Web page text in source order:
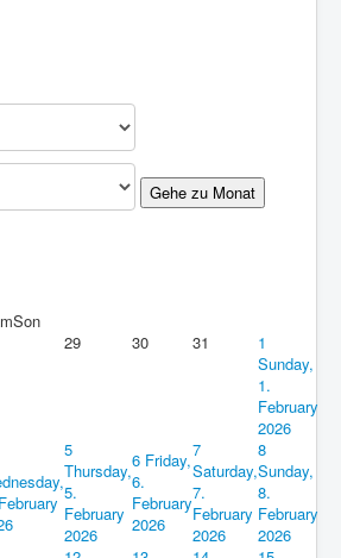
Gehe zu Monat
Son
29 30 31
1
Sunday,
1.
February
2026
5
Thursday,
5.
February
2026
6 Friday,
6.
February
2026
7
Saturday,
7.
February
2026
8
Sunday,
8.
February
2026